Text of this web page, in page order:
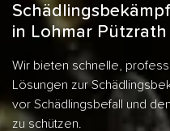
in Lohmar Pützrath
Wir bieten schnelle,
Lösungen zur
vor Schädlingsbefall und
zu schützen.